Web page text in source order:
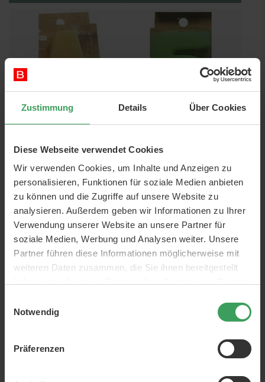
Zustimmung Details Über Cookies
Diese Webseite verwendet Cookies
Wir verwenden Cookies, um Inhalte und Anzeigen zu
personalisieren, Funktionen für soziale Medien anbieten
zu können und die Zugriffe auf unsere Website zu
analysieren. Außerdem geben wir Informationen zu Ihrer
Verwendung unserer Website an unsere Partner für
soziale Medien, Werbung und Analysen weiter. Unsere
Partner führen diese Informationen möglicherweise mit
weiteren Daten zusammen, die Sie ihnen bereitgestellt
Notwendig
Präferenzen
Number 4
1,25 €
In den Warenkorb
Number 5
Preis 1,25 €
In den Warenkorb
Preis
Price's Celebration Candles